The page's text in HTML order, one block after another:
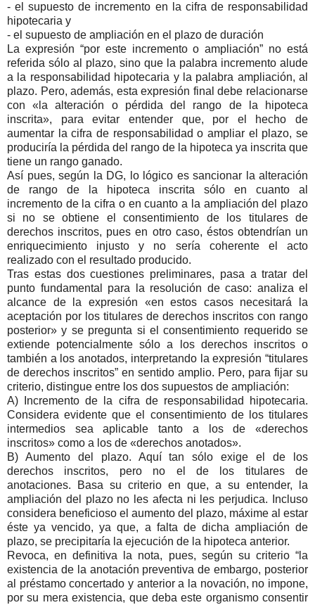
- el supuesto de incremento en la cifra de responsabilidad
hipotecaria y
- el supuesto de ampliación en el plazo de duración
La expresión “por este incremento o ampliación” no está
referida sólo al plazo, sino que la palabra incremento alude
a la responsabilidad hipotecaria y la palabra ampliación, al
plazo. Pero, además, esta expresión final debe relacionarse
con «la alteración o pérdida del rango de la hipoteca
inscrita», para evitar entender que, por el hecho de
aumentar la cifra de responsabilidad o ampliar el plazo, se
produciría la pérdida del rango de la hipoteca ya inscrita que
tiene un rango ganado.
Así pues, según la DG, lo lógico es sancionar la alteración
de rango de la hipoteca inscrita sólo en cuanto al
incremento de la cifra o en cuanto a la ampliación del plazo
si no se obtiene el consentimiento de los titulares de
derechos inscritos, pues en otro caso, éstos obtendrían un
enriquecimiento injusto y no sería coherente el acto
realizado con el resultado producido.
Tras estas dos cuestiones preliminares, pasa a tratar del
punto fundamental para la resolución de caso: analiza el
alcance de la expresión «en estos casos necesitará la
aceptación por los titulares de derechos inscritos con rango
posterior» y se pregunta si el consentimiento requerido se
extiende potencialmente sólo a los derechos inscritos o
también a los anotados, interpretando la expresión “titulares
de derechos inscritos” en sentido amplio. Pero, para fijar su
criterio, distingue entre los dos supuestos de ampliación:
A) Incremento de la cifra de responsabilidad hipotecaria.
Considera evidente que el consentimiento de los titulares
intermedios sea aplicable tanto a los de «derechos
inscritos» como a los de «derechos anotados».
B) Aumento del plazo. Aquí tan sólo exige el de los
derechos inscritos, pero no el de los titulares de
anotaciones. Basa su criterio en que, a su entender, la
ampliación del plazo no les afecta ni les perjudica. Incluso
considera beneficioso el aumento del plazo, máxime al estar
éste ya vencido, ya que, a falta de dicha ampliación de
plazo, se precipitaría la ejecución de la hipoteca anterior.
Revoca, en definitiva la nota, pues, según su criterio “la
existencia de la anotación preventiva de embargo, posterior
al préstamo concertado y anterior a la novación, no impone,
por su mera existencia, que deba este organismo consentir